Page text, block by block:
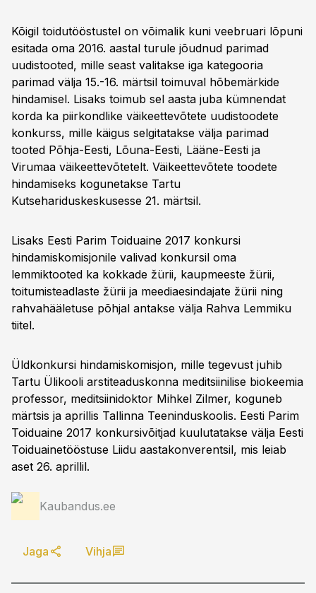
Kõigil toidutööstustel on võimalik kuni veebruari lõpuni
esitada oma 2016. aastal turule jõudnud parimad
uudistooted, mille seast valitakse iga kategooria
parimad välja 15.-16. märtsil toimuval hõbemärkide
hindamisel. Lisaks toimub sel aasta juba kümnendat
korda ka piirkondlike väikeettevõtete uudistoodete
konkurss, mille käigus selgitatakse välja parimad
tooted Põhja-Eesti, Lõuna-Eesti, Lääne-Eesti ja
Virumaa väikeettevõtetelt. Väikeettevõtete toodete
hindamiseks kogunetakse Tartu
Kutsehariduskeskusesse 21. märtsil.
Lisaks Eesti Parim Toiduaine 2017 konkursi
hindamiskomisjonile valivad konkursil oma
lemmiktooted ka kokkade žürii, kaupmeeste žürii,
toitumisteadlaste žürii ja meediaesindajate žürii ning
rahvahääletuse põhjal antakse välja Rahva Lemmiku
tiitel.
Üldkonkursi hindamiskomisjon, mille tegevust juhib
Tartu Ülikooli arstiteaduskonna meditsiinilise biokeemia
professor, meditsiinidoktor Mihkel Zilmer, koguneb
märtsis ja aprillis Tallinna Teeninduskoolis. Eesti Parim
Toiduaine 2017 konkursivõitjad kuulutatakse välja Eesti
Toiduainetööstuse Liidu aastakonverentsil, mis leiab
aset 26. aprillil.
Kaubandus.ee
Jaga Vihja